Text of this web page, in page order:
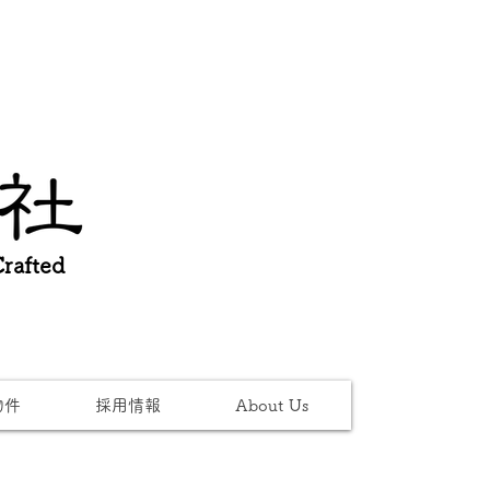
件 採用情報 About Us